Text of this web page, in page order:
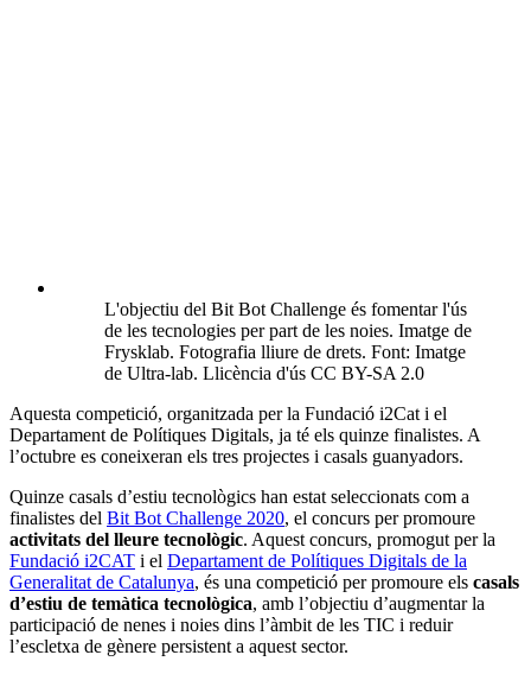
L'objectiu del Bit Bot Challenge és fomentar l'ús
de les tecnologies per part de les noies. Imatge de
Frysklab. Fotografia lliure de drets. Font: Imatge
de Ultra-lab. Llicència d'ús CC BY-SA 2.0
Aquesta competició, organitzada per la Fundació i2Cat i el
Departament de Polítiques Digitals, ja té els quinze finalistes. A
l’octubre es coneixeran els tres projectes i casals guanyadors.
Quinze casals d’estiu tecnològics han estat seleccionats com a
finalistes del Bit Bot Challenge 2020, el concurs per promoure
activitats del lleure tecnològic. Aquest concurs, promogut per la
Fundació i2CAT i el Departament de Polítiques Digitals de la
Generalitat de Catalunya, és una competició per promoure els casals
d’estiu de temàtica tecnològica, amb l’objectiu d’augmentar la
participació de nenes i noies dins l’àmbit de les TIC i reduir
l’escletxa de gènere persistent a aquest sector.